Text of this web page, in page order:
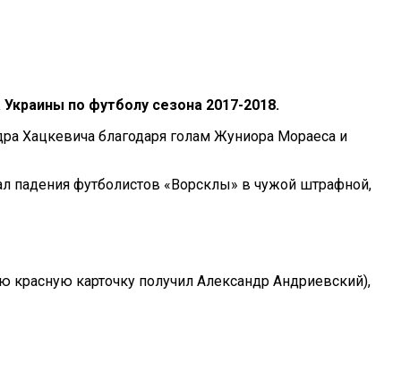
по футболу сезона 2017-2018.
Хацкевича благодаря голам Жуниора Мораеса и
футболистов «Ворсклы» в чужой штрафной,
карточку получил Александр Андриевский),